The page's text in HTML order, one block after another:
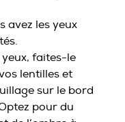
avez les yeux
faites-le
lentilles et
sur le bord
pour du